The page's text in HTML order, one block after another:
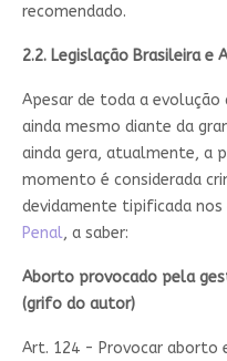
recomendado.
2.2. Legislação Brasileira e
Apesar de toda a evolução
ainda mesmo diante da
ainda gera, atualmente, a
momento é considerada
devidamente tipificada nos
Penal, a saber:
Aborto provocado pela
(grifo do autor)
Art. 124 - Provocar aborto